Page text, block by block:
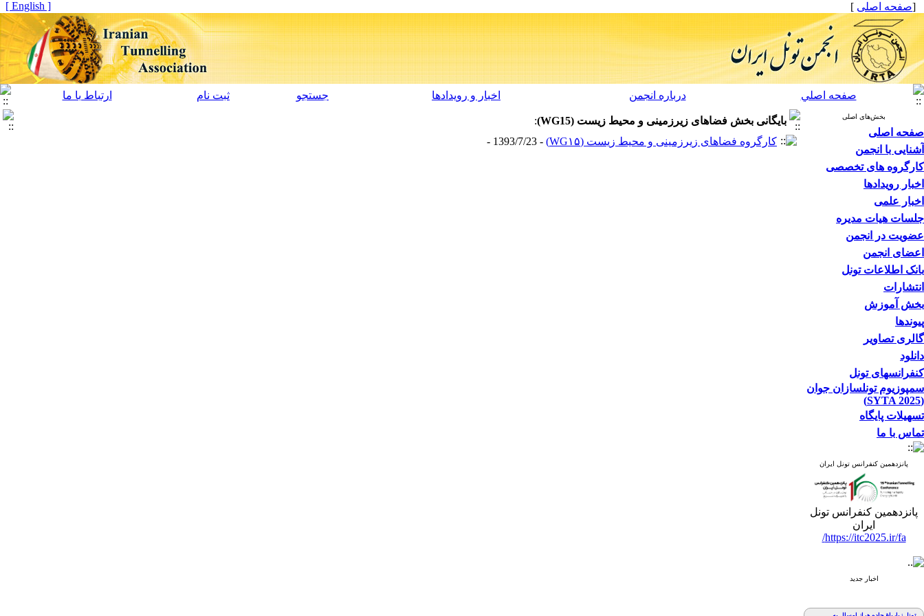
[صفحه اصلی ]
[ English ]
صفحه اصلي درباره انجمن اخبار و رویدادها جستجو ثبت نام ارتباط با ما
بخش‌های اصلی
صفحه اصلی
آشنایی با انجمن
کارگروه های تخصصی
اخبار رویدادها
اخبار علمی
جلسات هیات مدیره
عضویت در انجمن
اعضای انجمن
بانک اطلاعات تونل
انتشارات
بخش آموزش
پیوندها
گالری تصاویر
دانلود
کنفرانسهای تونل
سمپوزیوم تونلسازان جوان
(SYTA 2025)
تسهیلات پایگاه
تماس با ما
پانزدهمین کنفرانس تونل ایران
پانزدهمین کنفرانس تونل
ایران
https://itc2025.ir/fa/
اخبار جدید
تونل زیارباغ جاده هراز امسال به
بایگانی بخش فضاهای زیرزمینی و محیط زیست (WG15)
:
کارگروه فضاهای زیرزمینی و محیط زیست (WG۱۵)
- 1393/7/23 -